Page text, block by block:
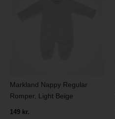
Markland Nappy Regular
Romper, Light Beige
149 kr.